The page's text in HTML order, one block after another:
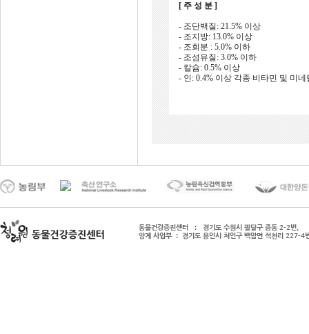
[ 주 성 분 ]
- 조단백질: 21.5% 이상
- 조지방: 13.0% 이상
- 조회분 : 5.0% 이하
- 조섬유질: 3.0% 이하
- 칼슘: 0.5% 이상
- 인: 0.4% 이상 각종 비타민 및 미네